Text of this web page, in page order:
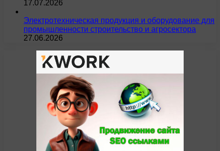
17.07.2026
Электротехническая продукция и оборудование для
промышленности строительство и агросектора
27.06.2026